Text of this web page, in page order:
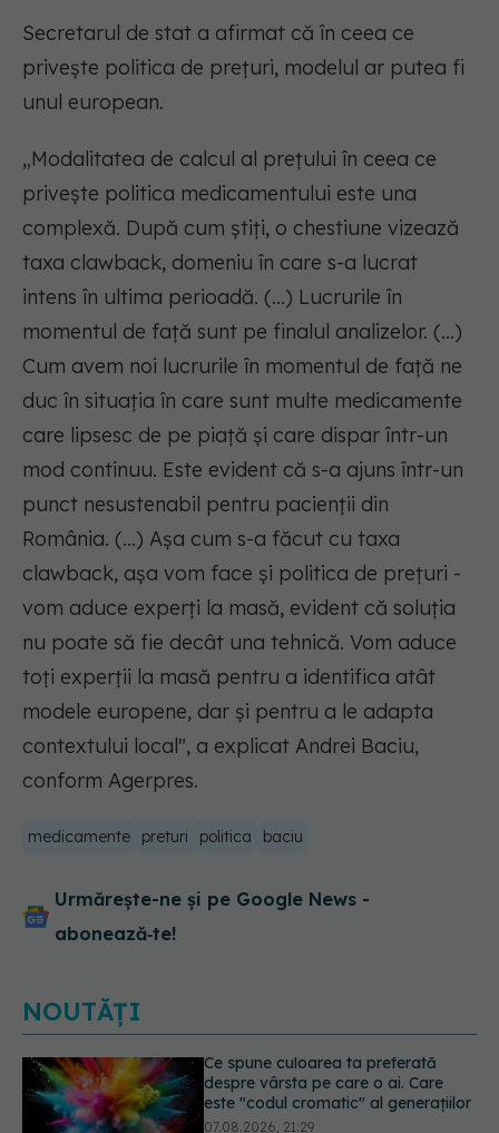
Secretarul de stat a afirmat că în ceea ce
privește politica de prețuri, modelul ar putea fi
unul european.
„Modalitatea de calcul al prețului în ceea ce
privește politica medicamentului este una
complexă. După cum știți, o chestiune vizează
taxa clawback, domeniu în care s-a lucrat
intens în ultima perioadă. (...) Lucrurile în
momentul de față sunt pe finalul analizelor. (...)
Cum avem noi lucrurile în momentul de față ne
duc în situația în care sunt multe medicamente
care lipsesc de pe piață și care dispar într-un
mod continuu. Este evident că s-a ajuns într-un
punct nesustenabil pentru pacienții din
România. (...) Așa cum s-a făcut cu taxa
clawback, așa vom face și politica de prețuri -
vom aduce experți la masă, evident că soluția
nu poate să fie decât una tehnică. Vom aduce
toți experții la masă pentru a identifica atât
modele europene, dar și pentru a le adapta
contextului local", a explicat Andrei Baciu,
conform Agerpres.
medicamente preturi politica baciu
Urmărește-ne și pe Google News -
abonează‑te!
NOUTĂȚI
EXCLUSIV Cancerele care pot fi
prevenite. Dr. Sorin Bogdan